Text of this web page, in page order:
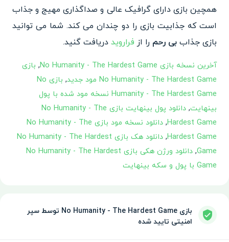
همچین بازی دارای گرافیک عالی و صداگذاری مهیج و جذاب
است که جذابیت بازی را دو چندان می کند. شما می توانید
بازی جذاب بی رحم را از فراروید دریافت گنید.
آخرین نسخه بازی No Humanity - The Hardest Game , بازی
No Humanity - The Hardest Game مود جدید
,
بازی No
Humanity - The Hardest Game نسخه مود شده با پول
بینهایت,
دانلود پول بینهایت بازی No Humanity - The
Hardest Game
,
دانلود نسخه مود بازی No Humanity - The
Hardest Game
,
دانلود هک بازی No Humanity - The Hardest
Game
,
دانلود ورژن هکی بازی No Humanity - The Hardest
Game با پول و سکه بینهایت
بازی No Humanity - The Hardest Game توسط سپر
امنیتی تایید شده